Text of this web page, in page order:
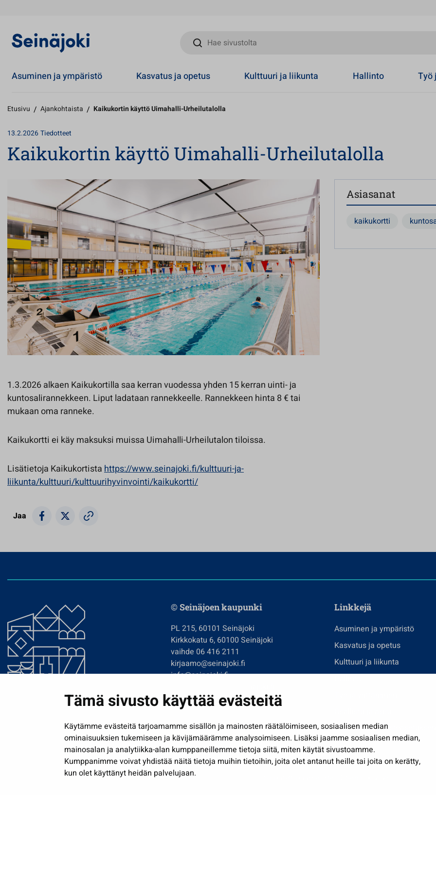
Tämä sivusto käyttää evästeitä
Käytämme evästeitä tarjoamamme sisällön ja mainosten räätälöimiseen, sosiaalisen median
ominaisuuksien tukemiseen ja kävijämäärämme analysoimiseen. Lisäksi jaamme sosiaalisen median,
mainosalan ja analytiikka-alan kumppaneillemme tietoja siitä, miten käytät sivustoamme.
Kumppanimme voivat yhdistää näitä tietoja muihin tietoihin, joita olet antanut heille tai joita on kerätty,
kun olet käyttänyt heidän palvelujaan.
Hae sivustolta
Asuminen ja ympäristö Kasvatus ja opetus Kulttuuri ja liikunta Hallinto Työ
Etusivu / Ajankohtaista / Kaikukortin käyttö Uimahalli-Urheilutalolla
13.2.2026Tiedotteet
Kaikukortin käyttö Uimahalli-Urheilutalolla
1.3.2026 alkaen Kaikukortilla saa kerran vuodessa yhden 15 kerran uinti- ja
kuntosalirannekkeen. Liput ladataan rannekkeelle. Rannekkeen hinta 8 € tai
mukaan oma ranneke.
Kaikukortti ei käy maksuksi muissa Uimahalli-Urheilutalon tiloissa.
Lisätietoja Kaikukortistahttps://www.seinajoki.fi/kulttuuri-ja-
liikunta/kulttuuri/kulttuurihyvinvointi/kaikukortti/
Jaa
Asiasanat
kaikukortti
© Seinäjoen kaupunki
PL 215, 60101 Seinäjoki
Kirkkokatu 6, 60100 Seinäjoki
vaihde 06 416 2111
kirjaamo@seinajoki.fi
info@seinajoki.fi
Tilaa uutiskirje
Linkkejä
Asuminen ja ympäristö
Kasvatus ja opetus
Kulttuuri ja liikunta
Näytä omat evästeasetukseni